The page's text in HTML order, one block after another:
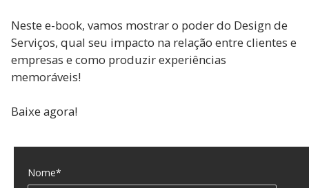
Neste e-book, vamos mostrar o poder do Design de
Serviços, qual seu impacto na relação entre clientes e
empresas e como produzir experiências
memoráveis!
Baixe agora!
Nome*